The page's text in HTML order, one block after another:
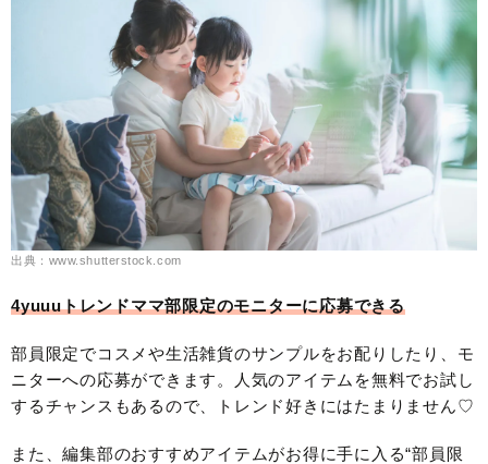
出典：www.shutterstock.com
4yuuuトレンドママ部限定のモニターに応募できる
部員限定でコスメや生活雑貨のサンプルをお配りしたり、モ
ニターへの応募ができます。人気のアイテムを無料でお試し
するチャンスもあるので、トレンド好きにはたまりません♡
また、編集部のおすすめアイテムがお得に手に入る“部員限